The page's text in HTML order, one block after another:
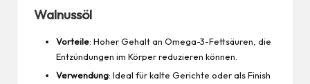
Walnussöl
Vorteile: Hoher Gehalt an Omega-3-Fettsäuren, die
Entzündungen im Körper reduzieren können.
Verwendung: Ideal für kalte Gerichte oder als Finish